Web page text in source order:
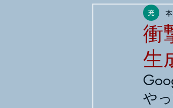
デジタルマー
衝
生
や